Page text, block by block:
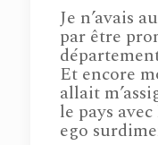
Je n’avais
par être
Et encore
allait
le pays
ego